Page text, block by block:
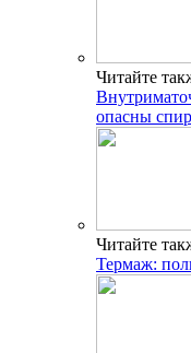
Читайте
опасны
Читайте
Термаж: